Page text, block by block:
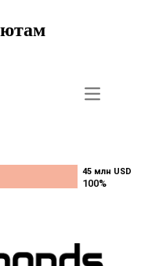
45 млн USD
100%
45 млн USD
100%